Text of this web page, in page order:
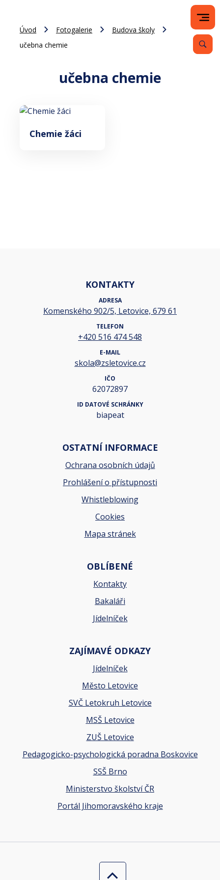
Úvod Fotogalerie
Budova školy
učebna chemie
učebna chemie
Chemie žáci
KONTAKTY
ADRESA
Komenského 902/5, Letovice, 679 61
TELEFON
+420 516 474 548
E-MAIL
skola@zsletovice.cz
IČO
62072897
ID DATOVÉ SCHRÁNKY
biapeat
OSTATNÍ INFORMACE
Ochrana osobních údajů
Prohlášení o přístupnosti
Whistleblowing
Cookies
Mapa stránek
OBLÍBENÉ
Kontakty
Bakaláři
Jídelníček
ZAJÍMAVÉ ODKAZY
Jídelníček
Město Letovice
SVČ Letokruh Letovice
MSŠ Letovice
ZUŠ Letovice
Pedagogicko-psychologická poradna Boskovice
SSŠ Brno
Ministerstvo školství ČR
Portál Jihomoravského kraje